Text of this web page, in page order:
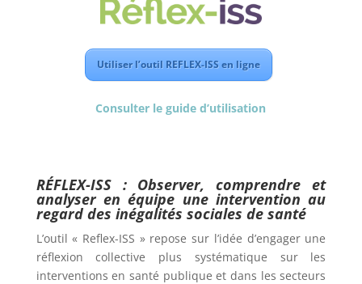
Utiliser l’outil REFLEX-ISS en ligne
Consulter le guide d’utilisation
RÉFLEX-ISS : Observer, comprendre et
analyser en équipe une intervention au
regard des inégalités sociales de santé
L’outil « Reflex-ISS » repose sur l’idée d’engager une
réflexion collective plus systématique sur les
interventions en santé publique et dans les secteurs